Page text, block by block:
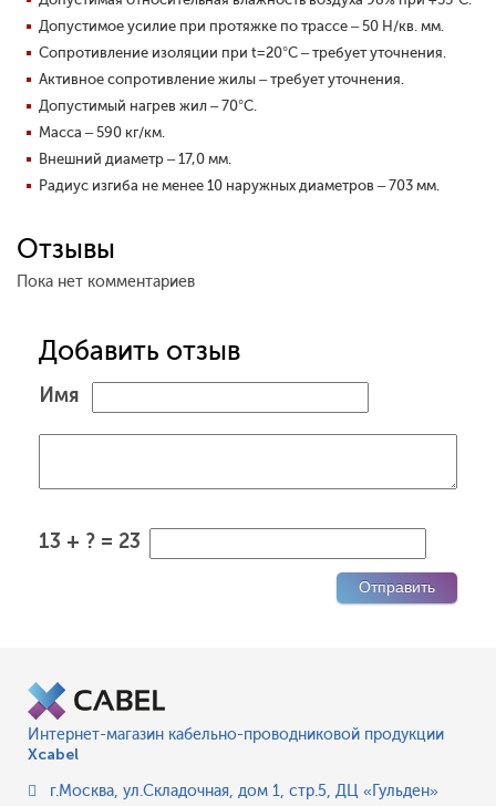
Допустимое усилие при протяжке по трассе – 50 Н/кв. мм.
Сопротивление изоляции при t=20°С – требует уточнения.
Активное сопротивление жилы – требует уточнения.
Допустимый нагрев жил – 70°С.
Масса – 590 кг/км.
Внешний диаметр – 17,0 мм.
Радиус изгиба не менее 10 наружных диаметров – 703 мм.
Отзывы
Пока нет комментариев
Добавить отзыв
Имя
13 + ? = 23
Интернет-магазин кабельно-проводниковой продукции
Xcabel
г.Москва, ул.Складочная, дом 1, стр.5, ДЦ «Гульден»